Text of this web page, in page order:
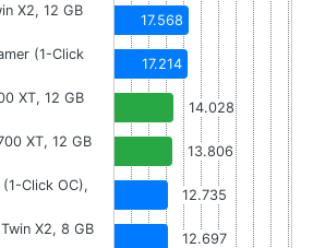
X2, 12 GB
17.568
(1-Click
17.214
XT, 12 GB
14.028
XT, 12 GB
13.806
(1-Click OC),
12.735
X2, 8 GB
12.697